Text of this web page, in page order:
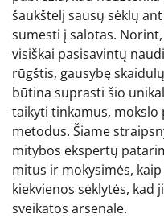
šaukštelį sausų sėklų
sumesti į salotas.
visiškai pasisavintų
rūgštis, gausybę
būtina suprasti šio
taikyti tinkamus,
metodus. Šiame
mitybos ekspertų
mitus ir mokysimės,
kiekvienos sėklytės, kad
sveikatos arsenale.